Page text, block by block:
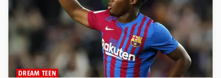
DREAM TEEN